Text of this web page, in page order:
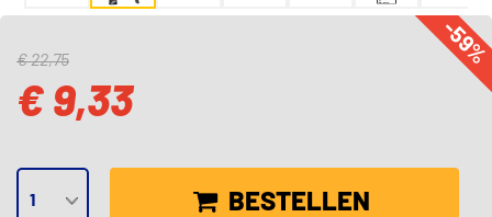
-
€ 22,75
€ 9,33
BESTELLEN